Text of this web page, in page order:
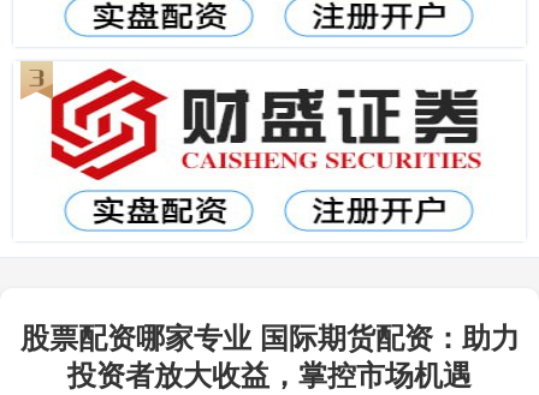
股票配资哪家专业 国际期货配资：助力
投资者放大收益，掌控市场机遇